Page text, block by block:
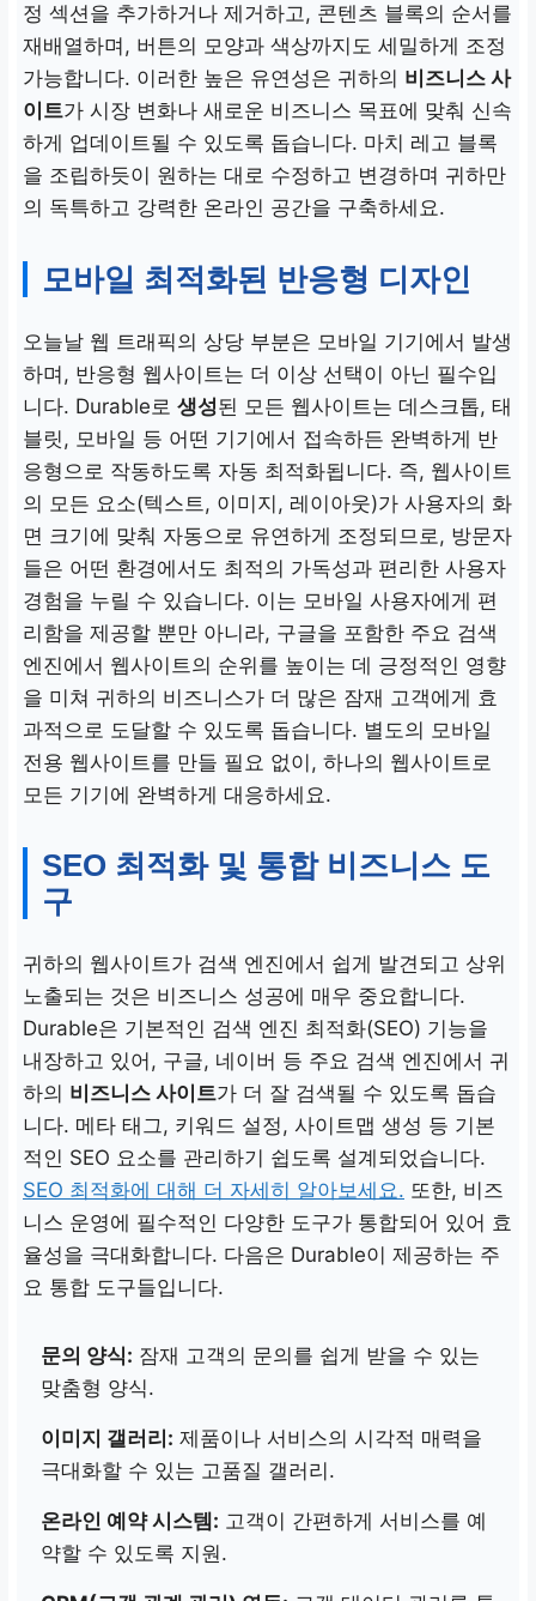
정 섹션을 추가하거나 제거하고, 콘텐츠 블록의 순서를
재배열하며, 버튼의 모양과 색상까지도 세밀하게 조정
가능합니다. 이러한 높은 유연성은 귀하의 비즈니스 사
이트가 시장 변화나 새로운 비즈니스 목표에 맞춰 신속
하게 업데이트될 수 있도록 돕습니다. 마치 레고 블록
을 조립하듯이 원하는 대로 수정하고 변경하며 귀하만
의 독특하고 강력한 온라인 공간을 구축하세요.
모바일 최적화된 반응형 디자인
오늘날 웹 트래픽의 상당 부분은 모바일 기기에서 발생
하며, 반응형 웹사이트는 더 이상 선택이 아닌 필수입
니다. Durable로 생성된 모든 웹사이트는 데스크톱, 태
블릿, 모바일 등 어떤 기기에서 접속하든 완벽하게 반
응형으로 작동하도록 자동 최적화됩니다. 즉, 웹사이트
의 모든 요소(텍스트, 이미지, 레이아웃)가 사용자의 화
면 크기에 맞춰 자동으로 유연하게 조정되므로, 방문자
들은 어떤 환경에서도 최적의 가독성과 편리한 사용자
경험을 누릴 수 있습니다. 이는 모바일 사용자에게 편
리함을 제공할 뿐만 아니라, 구글을 포함한 주요 검색
엔진에서 웹사이트의 순위를 높이는 데 긍정적인 영향
을 미쳐 귀하의 비즈니스가 더 많은 잠재 고객에게 효
과적으로 도달할 수 있도록 돕습니다. 별도의 모바일
전용 웹사이트를 만들 필요 없이, 하나의 웹사이트로
모든 기기에 완벽하게 대응하세요.
SEO 최적화 및 통합 비즈니스 도
구
귀하의 웹사이트가 검색 엔진에서 쉽게 발견되고 상위
노출되는 것은 비즈니스 성공에 매우 중요합니다.
Durable은 기본적인 검색 엔진 최적화(SEO) 기능을
내장하고 있어, 구글, 네이버 등 주요 검색 엔진에서 귀
하의 비즈니스 사이트가 더 잘 검색될 수 있도록 돕습
니다. 메타 태그, 키워드 설정, 사이트맵 생성 등 기본
적인 SEO 요소를 관리하기 쉽도록 설계되었습니다.
SEO 최적화에 대해 더 자세히 알아보세요. 또한, 비즈
니스 운영에 필수적인 다양한 도구가 통합되어 있어 효
율성을 극대화합니다. 다음은 Durable이 제공하는 주
요 통합 도구들입니다.
문의 양식: 잠재 고객의 문의를 쉽게 받을 수 있는
맞춤형 양식.
이미지 갤러리: 제품이나 서비스의 시각적 매력을
극대화할 수 있는 고품질 갤러리.
온라인 예약 시스템: 고객이 간편하게 서비스를 예
약할 수 있도록 지원.